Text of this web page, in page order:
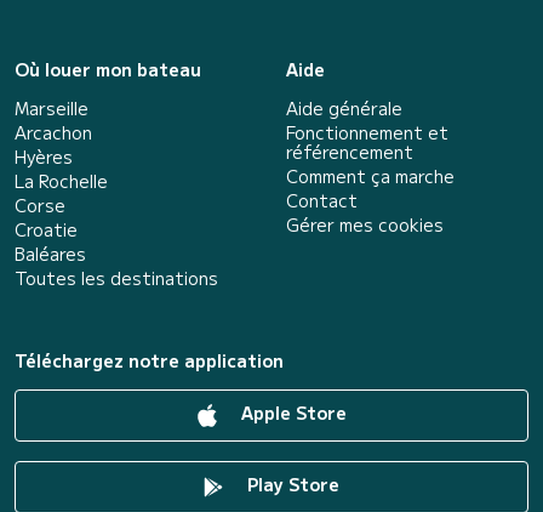
Où louer mon bateau
Marseille
Arcachon
Hyères
La Rochelle
Corse
Croatie
Baléares
Toutes les destinations
Aide
Aide générale
Fonctionnement et
référencement
Comment ça marche
Contact
Gérer mes cookies
Téléchargez notre application
Apple Store
Play Store